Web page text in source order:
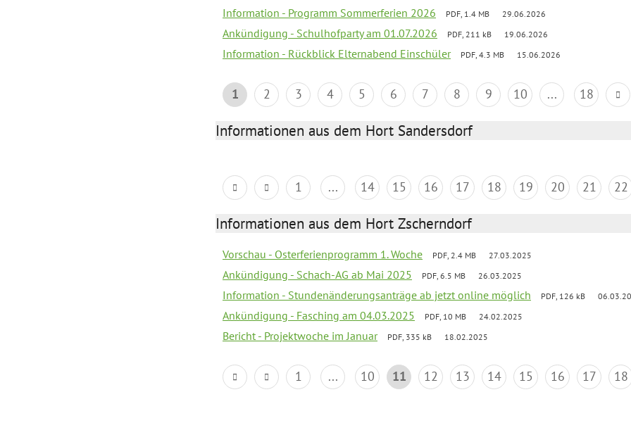
Information - Programm Sommerferien 2026 PDF, 1.4 MB 29.06.2026
Ankündigung - Schulhofparty am 01.07.2026 PDF, 211 kB 19.06.2026
Information - Rückblick Elternabend Einschüler PDF, 4.3 MB 15.06.2026
1 2 3 4 5 6 7 8 9 10 ... 18
Informationen aus dem Hort Sandersdorf
1 ... 14 15 16 17 18 19 20 21 22
Informationen aus dem Hort Zscherndorf
Vorschau - Osterferienprogramm 1. Woche PDF, 2.4 MB 27.03.2025
Ankündigung - Schach-AG ab Mai 2025 PDF, 6.5 MB 26.03.2025
Information - Stundenänderungsanträge ab jetzt online möglich PDF, 126 kB
Ankündigung - Fasching am 04.03.2025 PDF, 10 MB 24.02.2025
Bericht - Projektwoche im Januar PDF, 335 kB 18.02.2025
1 ... 10 11 12 13 14 15 16 17 18